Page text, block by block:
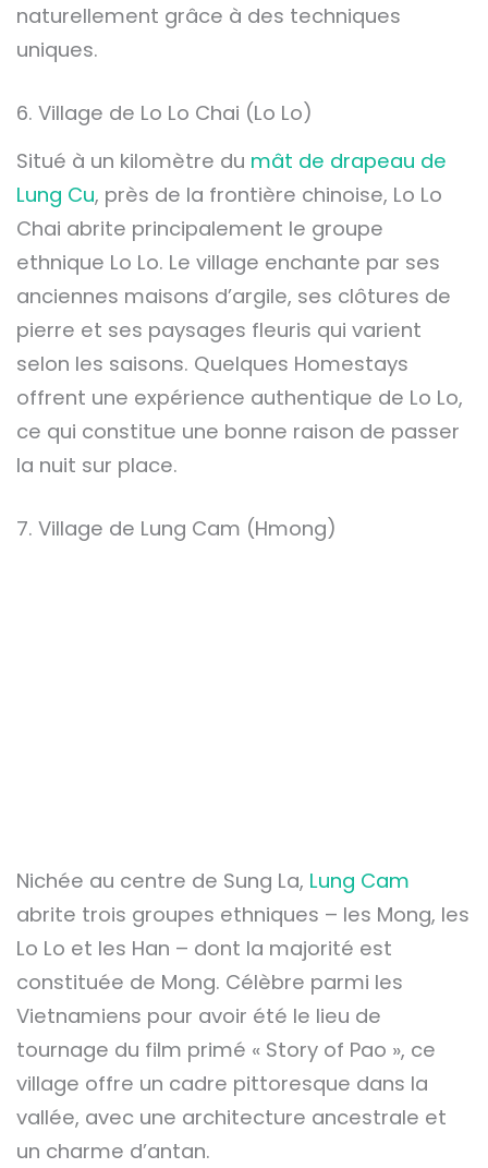
naturellement grâce à des techniques
uniques.
6. Village de Lo Lo Chai (Lo Lo)
Situé à un kilomètre du mât de drapeau de
Lung Cu, près de la frontière chinoise, Lo Lo
Chai abrite principalement le groupe
ethnique Lo Lo. Le village enchante par ses
anciennes maisons d’argile, ses clôtures de
pierre et ses paysages fleuris qui varient
selon les saisons. Quelques Homestays
offrent une expérience authentique de Lo Lo,
ce qui constitue une bonne raison de passer
la nuit sur place.
7. Village de Lung Cam (Hmong)
Nichée au centre de Sung La, Lung Cam
abrite trois groupes ethniques – les Mong, les
Lo Lo et les Han – dont la majorité est
constituée de Mong. Célèbre parmi les
Vietnamiens pour avoir été le lieu de
tournage du film primé « Story of Pao », ce
village offre un cadre pittoresque dans la
vallée, avec une architecture ancestrale et
un charme d’antan.